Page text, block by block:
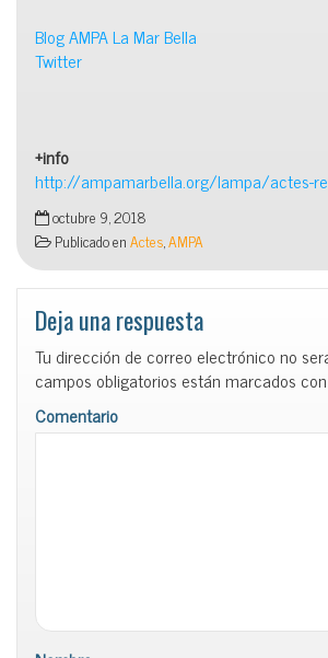
Blog AMPA La Mar Bella
Twitter
+info
http://ampamarbella.org/lampa/actes-
octubre 9, 2018
Publicado enActes,AMPA
Deja una respuesta
Tu dirección de correo electrónico no
campos obligatorios están marcados con
Comentario